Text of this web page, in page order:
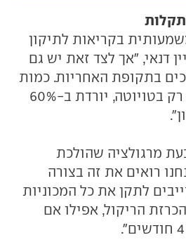
תקלות
בקריאות לתיקון
דנאי, "אך לצד זאת יש גם
בתקופת האחריות. כמות
התקלות ברכבים, לא רק בטויוטה, יורדת ב-60%
מרגולציה שהולכת
רואים את זה בצורה
לתקן את כל המכוניות
הריקול, אפילו אם